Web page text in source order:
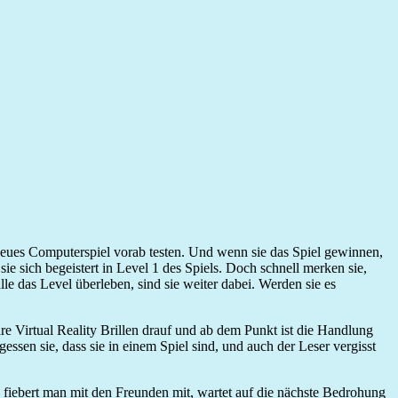
Computerspiel vorab testen. Und wenn sie das Spiel gewinnen,
sich begeistert in Level 1 des Spiels. Doch schnell merken sie,
das Level überleben, sind sie weiter dabei. Werden sie es
Virtual Reality Brillen drauf und ab dem Punkt ist die Handlung
sie, dass sie in einem Spiel sind, und auch der Leser vergisst
man mit den Freunden mit, wartet auf die nächste Bedrohung